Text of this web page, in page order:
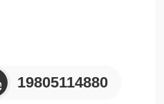
19805114880